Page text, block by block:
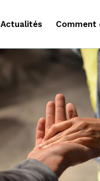
Actualités Comment